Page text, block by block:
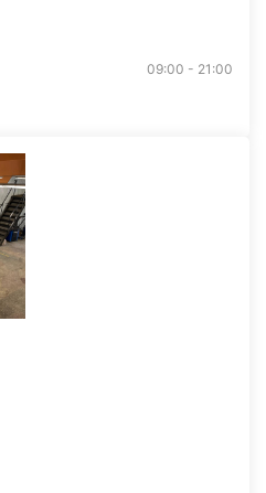
09:00 - 21:00